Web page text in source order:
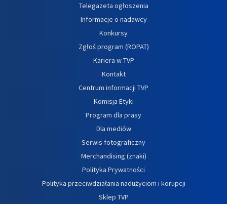
Telegazeta ogłoszenia
Informacje o nadawcy
Konkursy
Zgłoś program (ROPAT)
Kariera w TVP
Kontakt
Centrum informacji TVP
Komisja Etyki
Program dla prasy
Dla mediów
Serwis fotograficzny
Merchandising (znaki)
Polityka Prywatności
Polityka przeciwdziałania nadużyciom i korupcji
Sklep TVP